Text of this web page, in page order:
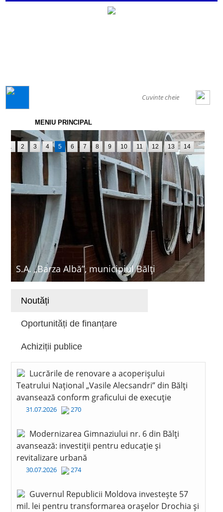
MENIU PRINCIPAL
S.A. „Barza Albă”, municipiul Bălți
1 2 3 4 5 6 7 8 9 10 11 12 13 14
Noutăți
Oportunități de finanțare
Achiziții publice
Lucrările de renovare a acoperișului
Teatrului Național „Vasile Alecsandri” din Bălți
avansează conform graficului de execuție
31.07.2026 270
Modernizarea Gimnaziului nr. 6 din Bălți
avansează: investiții pentru educație și
revitalizare urbană
30.07.2026 274
Guvernul Republicii Moldova investește 57
mil. lei pentru transformarea orașelor Drochia și